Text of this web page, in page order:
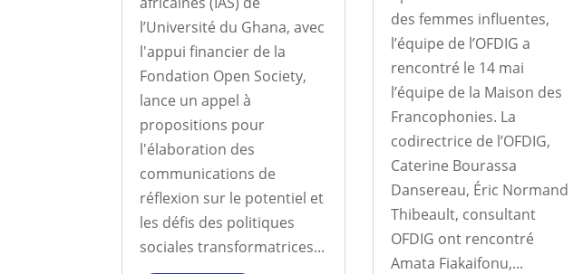
l’Université du Ghana, avec
l'appui financier de la
Fondation Open Society,
lance un appel à
propositions pour
l'élaboration des
communications de
réflexion sur le potentiel et
les défis des politiques
sociales transformatrices...
des femmes influentes,
l’équipe de l’OFDIG a
rencontré le 14 mai
l’équipe de la Maison des
Francophonies. La
codirectrice de l’OFDIG,
Caterine Bourassa
Dansereau, Éric Normand
Thibeault, consultant
OFDIG ont rencontré
Amata Fiakaifonu,...